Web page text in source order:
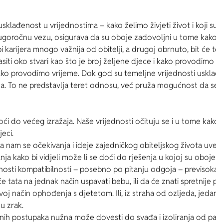
u vrijednostima – kako želimo živjeti život i koji
vezu, osigurava da su oboje zadovoljni u tome
karijera mnogo važnija od obitelji, a drugoj obrnuto, bit će
oko stvari kao što je broj željene djece i kako
provodimo vrijeme. Dok god su temeljne vrijednosti
To ne predstavlja teret odnosu, već pruža mogućnost da
do većeg izražaja. Naše vrijednosti očituju se i u tome
se očekivanja i ideje zajedničkog obiteljskog života
kako bi vidjeli može li se doći do rješenja u kojoj su
kompatibilnosti – posebno po pitanju odgoja –
tata na jednak način uspavati bebu, ili da će znati spretnije
način ophođenja s djetetom. Ili, iz straha od ozljeda,
zrak.
postupaka nužna može dovesti do svađa i izoliranja od